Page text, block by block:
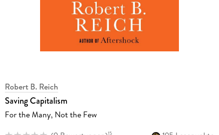
Robert B. Reich
Saving Capitalism
For the Many, Not the Few
15